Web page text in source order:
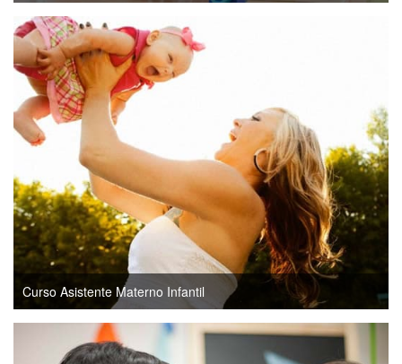
Curso Asistente Materno Infantil